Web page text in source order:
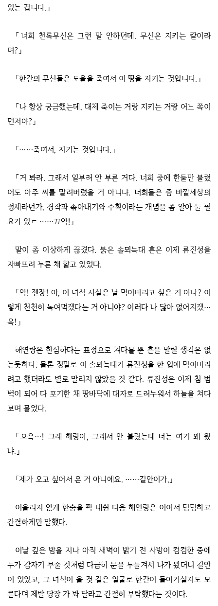
있는 겁니다.」
「너희 천록무신은 그런 말 안하던데. 무신은 지키는 칼이라
며?」
「한간의 무신들은 도올을 죽여서 이 땅을 지키는 것입니다.」
「나 항상 궁금했는데, 대체 죽이는 거랑 지키는 거랑 어느 쪽이
먼저야?」
「……죽여서, 지키는 것입니다.」
「거 봐라. 그래서 일부러 안 부른 거다. 너희 중에 한둘만 불렀
어도 아주 씨를 말려버렸을 거 아니냐. 너희들은 좀 바깥세상의
정세라던가, 경작과 솎아내기와 수확이라는 개념을 좀 알아 둘 필
요가 있ㄷ ……끄악!」
말이 좀 이상하게 끊겼다. 붉은 솔뫼늑대 흔은 이제 류진성을
자빠뜨려 누른 채 핥고 있었다.
「악! 젠장! 야, 이 녀석 사실은 날 먹어버리고 싶은 거 아냐? 이
렇게 천천히 녹여먹겠다는 거 아니야? 이러다 나 닳아 없어지겠…
윽!」
해연랑은 한심하다는 표정으로 쳐다볼 뿐 흔을 말릴 생각은 없
는듯하다. 물론 정말로 이 솔뫼늑대가 류진성을 한 입에 먹어버리
려고 했더라도 별로 말리지 않았을 것 같다. 류진성은 이제 침 범
벅이 되어 다 포기한 채 땅바닥에 대자로 드러누워서 하늘을 쳐다
보며 물었다.
「으윽…! 그래 해랑아, 그래서 안 불렀는데 너는 여기 왜 왔
냐.」
「제가 오고 싶어서 온 거 아니에요. ……길안이가,」
어울리지 않게 한숨을 팍 내쉰 다음 해연랑은 이어서 덤덤하고
간결하게만 말했다.
이날 깊은 밤을 지나 아직 새벽이 밝기 전 사방이 컴컴한 중에
누가 갑자기 부술 것처럼 다급히 문을 두들겨서 나가 봤더니 길안
이 있었고, 그 녀석이 울 것 같은 얼굴로 한간이 돌아가실지도 모
른다며 제발 당장 가 봐 달라고 간절히 부탁했다는 것이다.